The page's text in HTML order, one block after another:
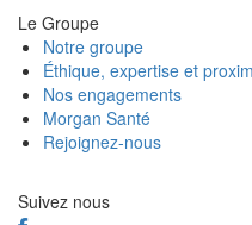
Le Groupe
Notre groupe
Éthique, expertise et
Nos engagements
Morgan Santé
Rejoignez-nous
Suivez nous